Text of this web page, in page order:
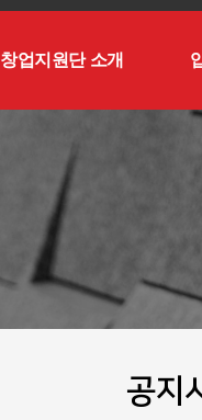
창업지원단 소개
공지